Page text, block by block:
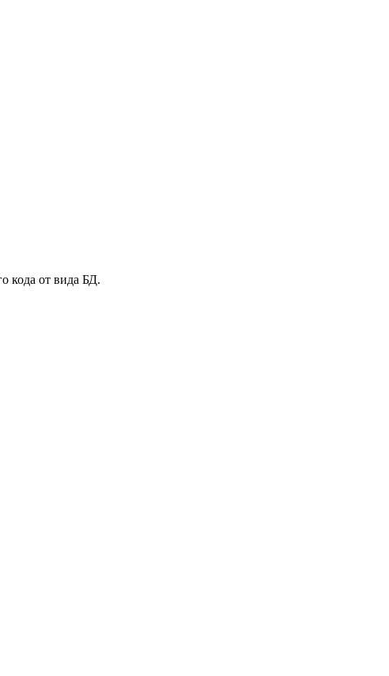
кода от вида БД.